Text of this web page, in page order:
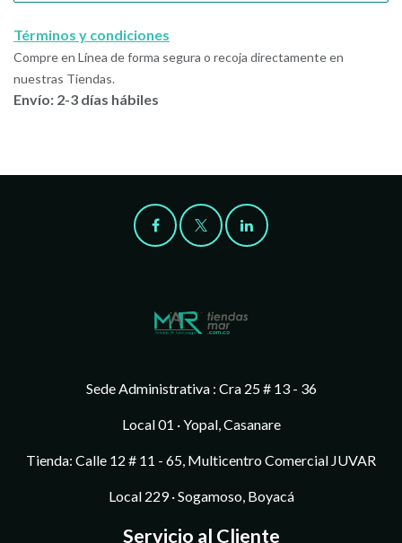
Términos y condiciones
Compre en Línea de forma segura o recoja directamente en
nuestras Tiendas.
Envío: 2-3 días hábiles
Sede Administrativa : Cra 25 # 13 - 36
Local 01 · Yopal, Casanare
Tienda: Calle 12 # 11 - 65, Multicentro Comercial JUVAR
Local 229 · Sogamoso, Boyacá
Servicio al Cliente